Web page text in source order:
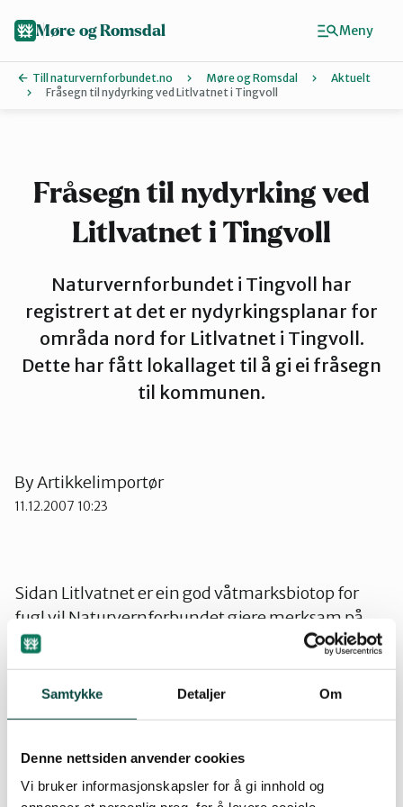
Samtykke Detaljer Om
Denne nettsiden anvender cookies
Vi bruker informasjonskapsler for å gi innhold og
Aure
Kristiansund og Averøy
Molde
Møre og Romsdal
Till naturvernforbundet.no Møre og Romsdal
Aktuelt
Fråsegn til nydyrking ved Litlvatnet i Tingvoll
Fråsegn til nydyrking ved
Litlvatnet i Tingvoll
Naturvernforbundet i Tingvoll har
registrert at det er nydyrkingsplanar for
områda nord for Litlvatnet i Tingvoll.
Dette har fått lokallaget til å gi ei fråsegn
til kommunen.
ByArtikkelimportør
11.12.2007 10:23
Sidan Litlvatnet er ein god våtmarksbiotop for
fugl vil Naturvernforbundet gjere merksam på
dette. Der er det mest tale om å finne ei god
avgrensing slik at fuglelivet ikkje blir avgrensa og
at det ikkje oppstår kollisjonsfare med kraftlina i
området. Avrenning med næringsemne er også
samanhengande skogområdet på eidet mellom
indre og ytre Tingvoll. Her må det også etter